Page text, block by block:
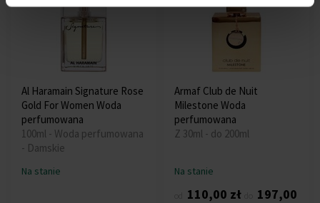
Al Haramain Signature Rose
Gold For Women Woda
perfumowana
100ml - Woda perfumowana
- Damskie
Na stanie
Armaf Club de Nuit
Milestone Woda
perfumowana
Z 30ml - do 200ml
Na stanie
110,00 zł
197,00